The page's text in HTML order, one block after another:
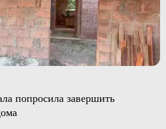
попросила завершить